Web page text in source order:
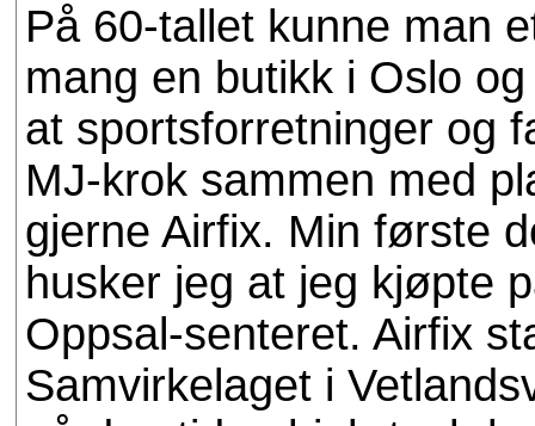
På 60-tallet kunne man
mang en butikk i Oslo
at sportsforretninger og
MJ-krok sammen med
gjerne Airfix. Min første
husker jeg at jeg kjøpte
Oppsal-senteret. Airfix
Samvirkelaget i